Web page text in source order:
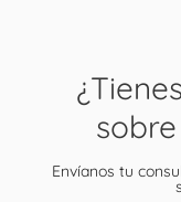
Envíanos tu